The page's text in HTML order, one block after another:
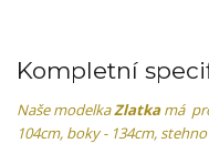
Kompletní
Naše modelkaZlatkamá
104cm, boky - 134cm,